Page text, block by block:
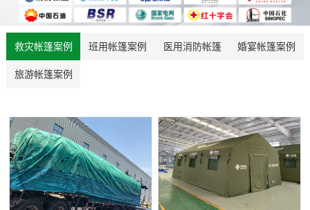
救灾帐篷案例 班用帐篷案例 医用消防帐篷 婚宴帐篷案例
旅游帐篷案例